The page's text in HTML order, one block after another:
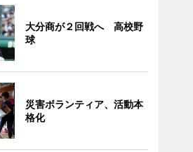
大分商が２回戦へ 高校野
球
災害ボランティア、活動本
格化